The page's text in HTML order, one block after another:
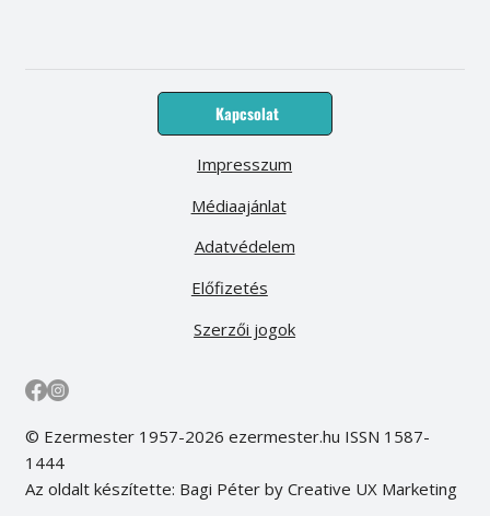
Kapcsolat
Médiaajánlat
Előfizetés
Impresszum
Adatvédelem
Szerzői jogok
© Ezermester 1957-2026 ezermester.hu ISSN 1587-
1444
Az oldalt készítette: Bagi Péter by Creative UX Marketing